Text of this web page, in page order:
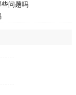
问题吗